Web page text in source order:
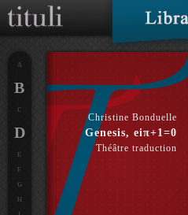
Christine Bonduelle
Genesis, eiπ+1=0
Théâtre traduction
A
B
C
D
E
F
G
H